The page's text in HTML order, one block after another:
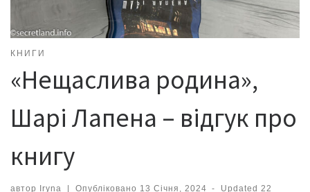
КНИГИ
«Нещаслива родина»,
Шарі Лапена – відгук про
книгу
автор Iryna Опубліковано 13 Січня, 2024 - Updated22